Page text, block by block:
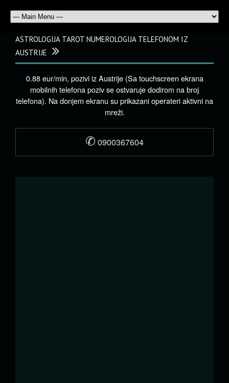
ASTROLOGIJA TAROT NUMEROLOGIJA TELEFONOM IZ
AUSTRIJE
0.88 eur/min, pozivi iz Austrije (Sa touchscreen ekrana
mobilnih telefona poziv se ostvaruje dodirom na broj
telefona). Na donjem ekranu su prikazani operateri aktivni na
mreži.
✆ 0900367604